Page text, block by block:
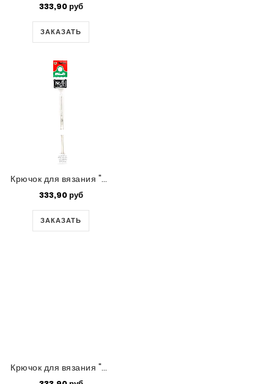
333,90 руб
ЗАКАЗАТЬ
Крючок для вязания "Mind" Tulip,1.0 мм
333,90 руб
ЗАКАЗАТЬ
Крючок для вязания "Mind" Tulip,0.95 мм